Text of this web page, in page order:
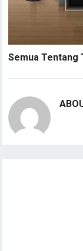
Semua Tentang